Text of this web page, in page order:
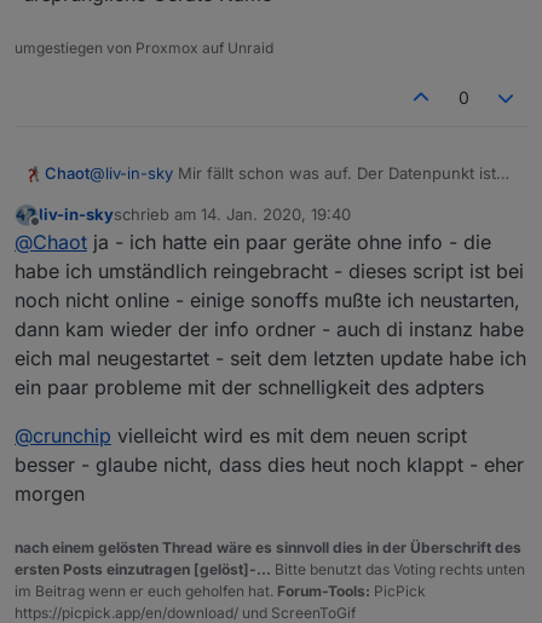
umgestiegen von Proxmox auf Unraid
0
Chaot@liv-in-sky Mir fällt schon was auf. Der Datenpunkt ist
Der wird bei mir scheinbar nicht geschrieben.
Tasmota 8.1.0.2
Kann das möglich sein?
Offline
liv-in-skyschrieb am 14. Jan. 2020, 19:40
zuletzt editiert von
@Chaot ja - ich hatte ein paar geräte ohne info - die
habe ich umständlich reingebracht - dieses script ist bei
noch nicht online - einige sonoffs mußte ich neustarten,
dann kam wieder der info ordner - auch di instanz habe
eich mal neugestartet - seit dem letzten update habe ich
ein paar probleme mit der schnelligkeit des adpters
@crunchip vielleicht wird es mit dem neuen script
besser - glaube nicht, dass dies heut noch klappt - eher
morgen
nach einem gelösten Thread wäre es sinnvoll dies in der Überschrift des
ersten Posts einzutragen [gelöst]-... Bitte benutzt das Voting rechts unten
im Beitrag wenn er euch geholfen hat. Forum-Tools: PicPick
https://picpick.app/en/download/ und ScreenToGif